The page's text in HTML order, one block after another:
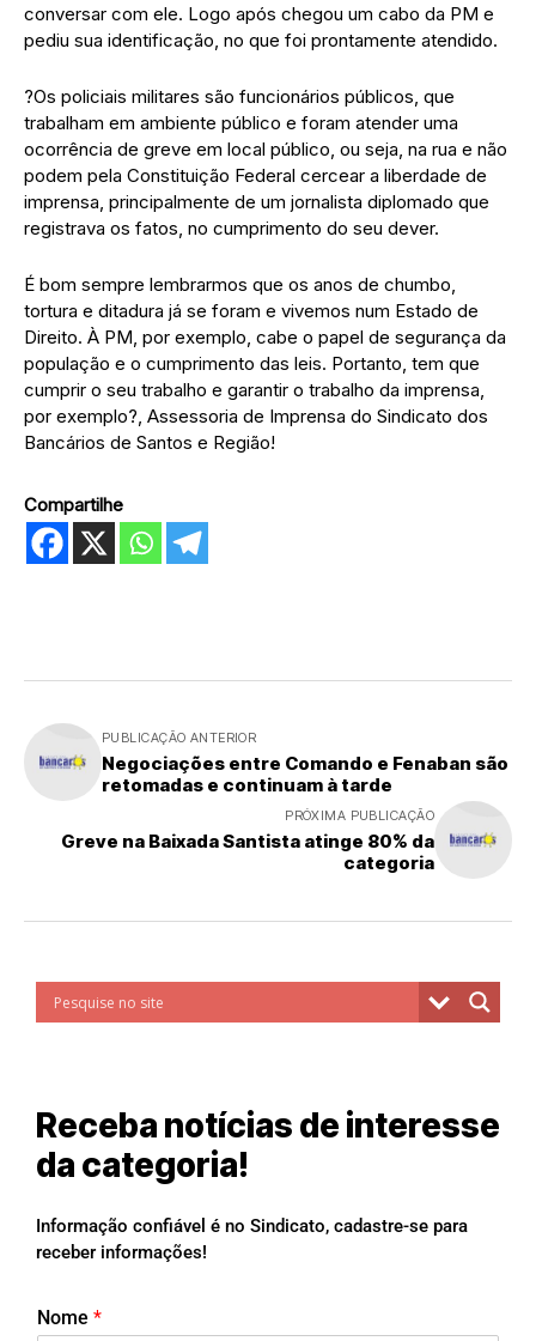
conversar com ele. Logo após chegou um cabo da PM e
pediu sua identificação, no que foi prontamente atendido.
?Os policiais militares são funcionários públicos, que
trabalham em ambiente público e foram atender uma
ocorrência de greve em local público, ou seja, na rua e não
podem pela Constituição Federal cercear a liberdade de
imprensa, principalmente de um jornalista diplomado que
registrava os fatos, no cumprimento do seu dever.
É bom sempre lembrarmos que os anos de chumbo,
tortura e ditadura já se foram e vivemos num Estado de
Direito. À PM, por exemplo, cabe o papel de segurança da
população e o cumprimento das leis. Portanto, tem que
cumprir o seu trabalho e garantir o trabalho da imprensa,
por exemplo?, Assessoria de Imprensa do Sindicato dos
Bancários de Santos e Região!
Compartilhe
PUBLICAÇÃO ANTERIOR
Negociações entre Comando e Fenaban são
retomadas e continuam à tarde
PRÓXIMA PUBLICAÇÃO
Greve na Baixada Santista atinge 80% da
categoria
Receba notícias de interesse
da categoria!
Informação confiável é no Sindicato, cadastre-se para
receber informações!
Nome *